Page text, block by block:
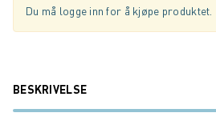
Du må logge inn for å kjøpe produktet.
BESKRIVELSE